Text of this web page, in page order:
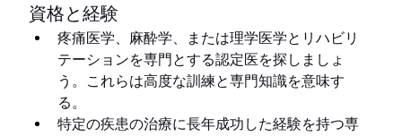
資格と経験
疼痛医学、麻酔学、または理学医学とリハビリ
テーションを専門とする認定医を探しましょ
う。これらは高度な訓練と専門知識を意味す
る。
特定の疾患の治療に長年成功した経験を持つ専